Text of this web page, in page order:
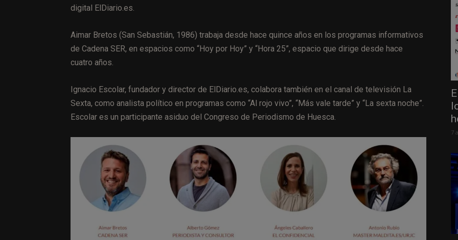
digital ElDiario.es.
Aimar Bretos (San Sebastián, 1986) trabaja desde hace quince años en los programas informativos
de Cadena SER, en espacios como “Hoy por Hoy” y “Hora 25”, espacio que dirige desde hace
cuatro años.
Ignacio Escolar, fundador y director de ElDiario.es, colabora también en el canal de televisión La
Sexta, como analista político en programas como “Al rojo vivo”, “Más vale tarde” y “La sexta noche”.
Escolar es un participante asiduo del Congreso de Periodismo de Huesca.
7